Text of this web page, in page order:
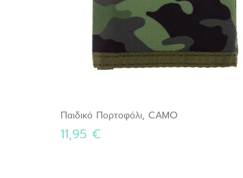
Παιδικό Πορτοφόλι, CAMO
11,95 €